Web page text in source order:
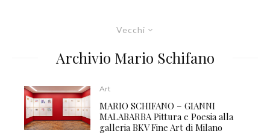
Vecchi
Archivio Mario Schifano
Art
MARIO SCHIFANO – GIANNI
MALABARBA Pittura e Poesia alla
galleria BKV Fine Art di Milano